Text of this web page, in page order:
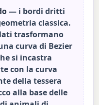
— i bordi dritti
classica.
trasformano
curva di Bezier
si incastra
con la curva
della tessera
alla base delle